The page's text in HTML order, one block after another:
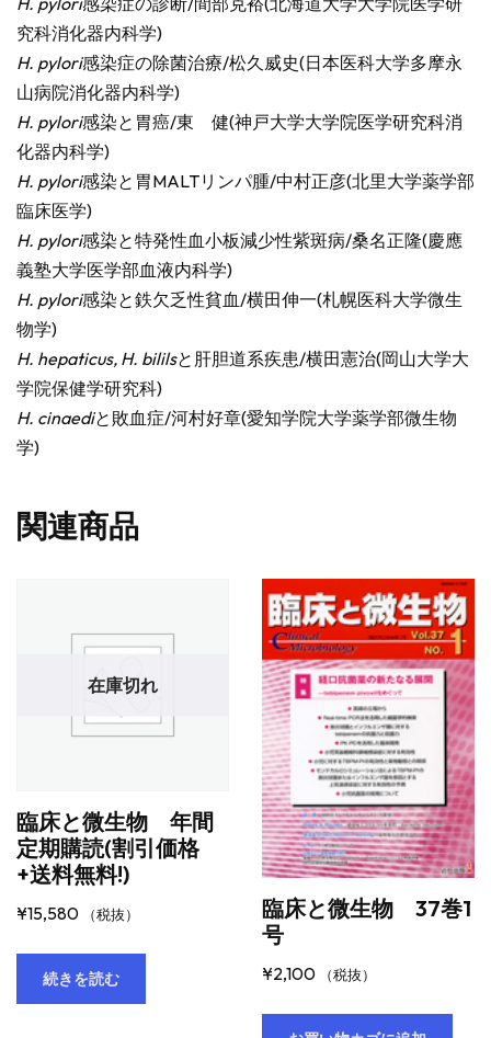
究科消化器内科学)
H. pylori感染症の除菌治療/松久威史(日本医科大学多摩永
山病院消化器内科学)
H. pylori感染と胃癌/東 健(神戸大学大学院医学研究科消
化器内科学)
H. pylori感染と胃MALTリンパ腫/中村正彦(北里大学薬学部
臨床医学)
H. pylori感染と特発性血小板減少性紫斑病/桑名正隆(慶應
義塾大学医学部血液内科学)
H. pylori感染と鉄欠乏性貧血/横田伸一(札幌医科大学微生
物学)
H. hepaticus, H. bililsと肝胆道系疾患/横田憲治(岡山大学大
学院保健学研究科)
H. cinaediと敗血症/河村好章(愛知学院大学薬学部微生物
学)
関連商品
在庫切れ
臨床と微生物 年間
定期購読(割引価格
+送料無料!)
¥15,580 （税抜）
続きを読む
臨床と微生物 37巻1
号
¥2,100 （税抜）